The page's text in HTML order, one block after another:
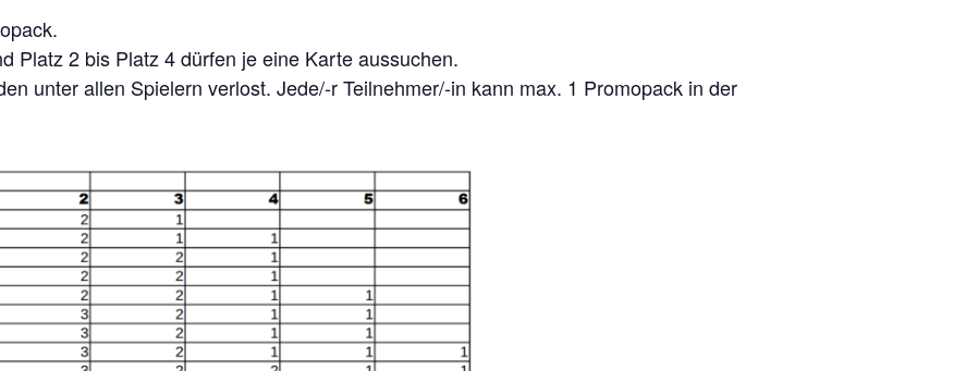
Platz 2 bis Platz 4 dürfen je eine Karte aussuchen.
unter allen Spielern verlost. Jede/-r Teilnehmer/-in kann max. 1 Promopack in der